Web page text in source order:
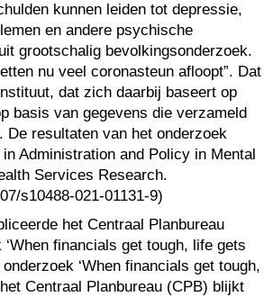
kunnen leiden tot depressie,
en andere psychische
grootschalig bevolkingsonderzoek.
nu veel coronasteun afloopt”. Dat
dat zich daarbij baseert op
basis van gegevens die verzameld
De resultaten van het onderzoek
Administration and Policy in Mental
Services Research.
s10488-021-01131-9)
het Centraal Planbureau
financials get tough, life gets
‘When financials get tough,
Centraal Planbureau (CPB) blijkt